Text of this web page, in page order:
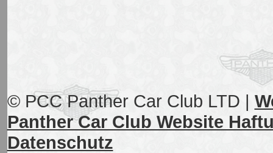
© PCC Panther Car Club LTD |
Panther Car Club Website
Datenschutz